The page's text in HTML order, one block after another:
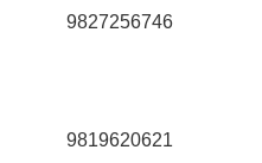
9827256746
9819620621